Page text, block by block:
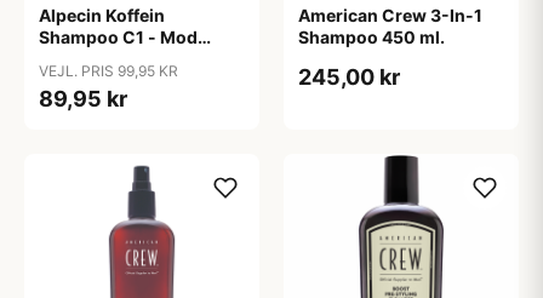
Alpecin Koffein
Shampoo C1 - Mod
VEJL. PRIS 99,95 KR
89,95 kr
American Crew 3-In-1
Shampoo 450 ml.
245,00 kr